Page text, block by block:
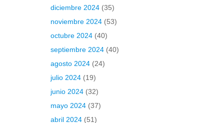
diciembre 2024 (35)
noviembre 2024 (53)
octubre 2024 (40)
septiembre 2024 (40)
agosto 2024 (24)
julio 2024 (19)
junio 2024 (32)
mayo 2024 (37)
abril 2024 (51)